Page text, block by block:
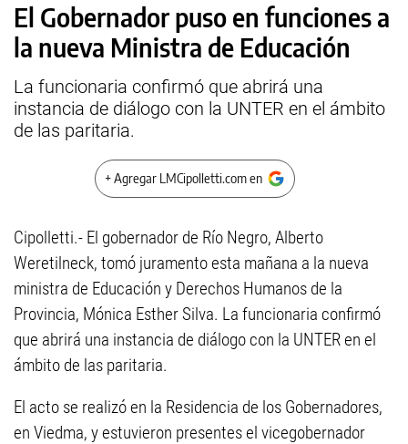
El Gobernador puso en funciones a
la nueva Ministra de Educación
La funcionaria confirmó que abrirá una
instancia de diálogo con la UNTER en el ámbito
de las paritaria.
+ Agregar LMCipolletti.com en
Cipolletti.- El gobernador de Río Negro, Alberto
Weretilneck, tomó juramento esta mañana a la nueva
ministra de Educación y Derechos Humanos de la
Provincia, Mónica Esther Silva. La funcionaria confirmó
que abrirá una instancia de diálogo con la UNTER en el
ámbito de las paritaria.
El acto se realizó en la Residencia de los Gobernadores,
en Viedma, y estuvieron presentes el vicegobernador